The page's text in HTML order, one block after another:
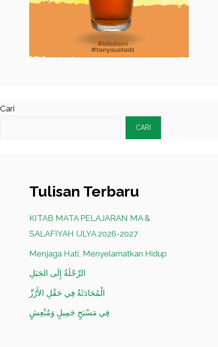
Cari
CARI
Tulisan Terbaru
KITAB MATA PELAJARAN MA &
SALAFIYAH ULYA 2026-2027
Menjaga Hati, Menyelamatkan Hidup
الرِّحْلَةُ إِلَى الجَبَلِ
الْمُحَادَثَةُ فِي حَقْلِ الأَرُزِّ
فِي مَسْبَحٍ جَمِيلٍ وَمُنْعِشٍ